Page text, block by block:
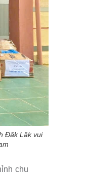
Đăk Lăk vui
chu